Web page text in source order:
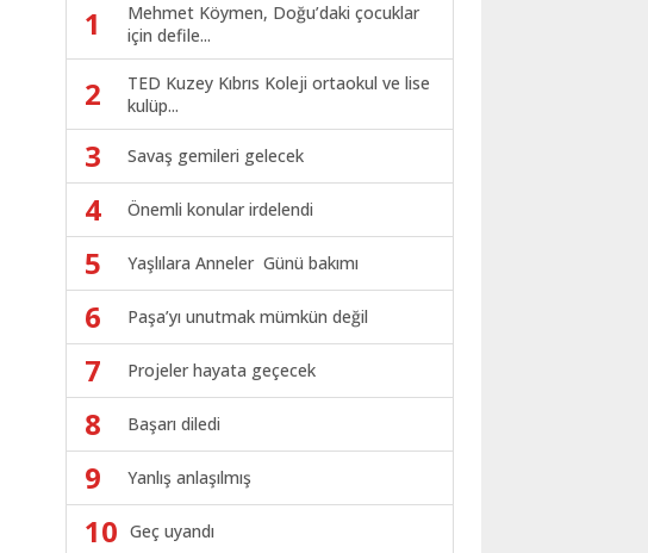
1
Mehmet Köymen, Doğu’daki çocuklar
için defile...
2
TED Kuzey Kıbrıs Koleji ortaokul ve lise
kulüp...
3 Savaş gemileri gelecek
4 Önemli konular irdelendi
5 Yaşlılara Anneler Günü bakımı
6 Paşa’yı unutmak mümkün değil
7 Projeler hayata geçecek
8 Başarı diledi
9 Yanlış anlaşılmış
10 Geç uyandı